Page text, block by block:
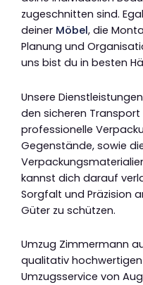
zugeschnitten sind.
deiner Möbel, die
Planung und
uns bist du in besten
Unsere
den sicheren Transport
professionelle
Gegenstände, sowie
kannst dich darauf
Sorgfalt und Präzision
Güter zu schützen.
Umzug Zimmermann
qualitativ
Umzugsservice von